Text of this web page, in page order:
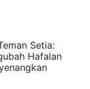
Setia:
Hafalan